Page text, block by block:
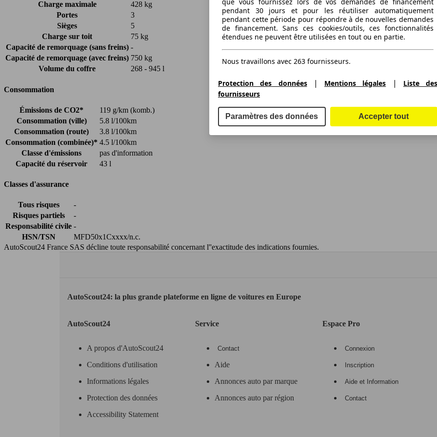
Charge maximale
428 kg
Portes
3
Sièges
5
Charge sur toit
75 kg
Capacité de remorquage (sans freins) -
Capacité de remorquage (avec freins) 750 kg
Volume du coffre
268 - 945 l
Consommation
Émissions de CO2*
119 g/km (komb.)
Consommation (ville)
5.8 l/100km
Consommation (route)
3.8 l/100km
Consommation (combinée)* 4.5 l/100km
Classe d'émissions
pas d'information
Capacité du réservoir
43 l
Classes d'assurance
Tous risques
-
Risques partiels
-
Responsabilité civile -
HSN/TSN
MFD50x1Cxxxx/n.c.
AutoScout24 France SAS décline toute responsabilité concernant l''exactitude des indications fournies.
AutoScout24: la plus grande plateforme en ligne de voitures en Europe
AutoScout24
A propos d'AutoScout24
Conditions d'utilisation
Informations légales
Protection des données
Accessibility Statement
Service
Contact
Aide
Annonces auto par marque
Annonces auto par région
Espace Pro
Connexion
Inscription
Aide et Information
Contact
pendant 30 jours et pour les réutiliser automatiquement
pendant cette période pour répondre à de nouvelles demandes
de financement. Sans ces cookies/outils, ces fonctionnalités
étendues ne peuvent être utilisées en tout ou en partie.
Nous travaillons avec 263 fournisseurs.
Protection des données| Mentions légales |
Liste des
fournisseurs
Paramètres des données Accepter tout